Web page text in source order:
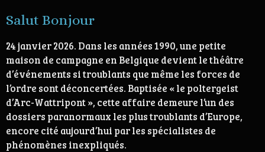
Salut Bonjour
24 janvier 2026. Dans les années 1990, une petite
maison de campagne en Belgique devient le théâtre
d’événements si troublants que même les forces de
l’ordre sont déconcertées. Baptisée « le poltergeist
d’Arc-Wattripont », cette affaire demeure l’un des
dossiers paranormaux les plus troublants d’Europe,
encore cité aujourd’hui par les spécialistes de
phénomènes inexpliqués.